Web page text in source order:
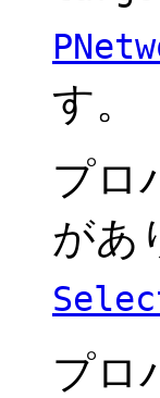
す。
プロ
があ
プロ